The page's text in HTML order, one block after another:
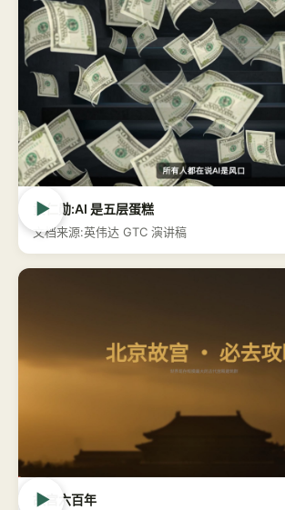
▶
黄仁勋:AI 是五层蛋糕
文档来源:英伟达 GTC 演讲稿
▶
故宫六百年